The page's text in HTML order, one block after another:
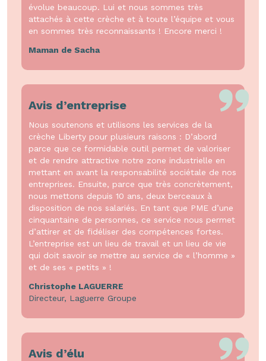
évolue beaucoup. Lui et nous sommes très
attachés à cette crèche et à toute l’équipe et vous
en sommes très reconnaissants ! Encore merci !
Maman de Sacha
Avis d’entreprise
Nous soutenons et utilisons les services de la
crèche Liberty pour plusieurs raisons : D’abord
parce que ce formidable outil permet de valoriser
et de rendre attractive notre zone industrielle en
mettant en avant la responsabilité sociétale de nos
entreprises. Ensuite, parce que très concrètement,
nous mettons depuis 10 ans, deux berceaux à
disposition de nos salariés. En tant que PME d’une
cinquantaine de personnes, ce service nous permet
d’attirer et de fidéliser des compétences fortes.
L’entreprise est un lieu de travail et un lieu de vie
qui doit savoir se mettre au service de « l’homme »
et de ses « petits » !
Christophe LAGUERRE
Directeur, Laguerre Groupe
Avis d’élu